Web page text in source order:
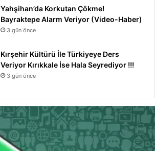
Yahşihan’da Korkutan Çökme!
Bayraktepe Alarm Veriyor (Video-Haber)
3 gün önce
Kırşehir Kültürü İle Türkiyeye Ders
Veriyor Kırıkkale İse Hala Seyrediyor !!!
3 gün önce